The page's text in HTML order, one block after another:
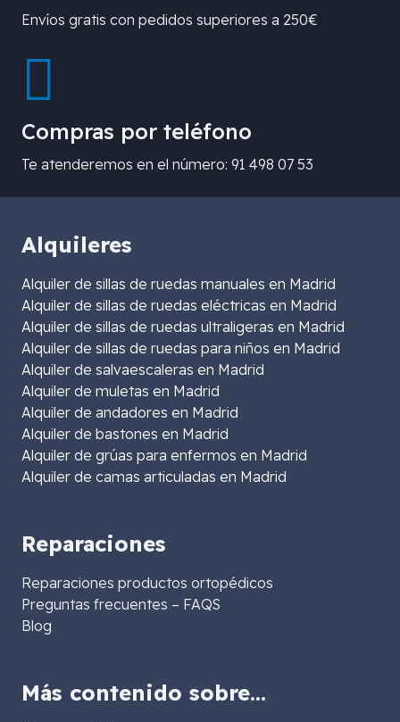
Envíos gratis con pedidos superiores a 250€
Compras por teléfono
Te atenderemos en el número: 91 498 07 53
Alquileres
Alquiler de sillas de ruedas manuales en Madrid
Alquiler de sillas de ruedas eléctricas en Madrid
Alquiler de sillas de ruedas ultraligeras en Madrid
Alquiler de sillas de ruedas para niños en Madrid
Alquiler de salvaescaleras en Madrid
Alquiler de muletas en Madrid
Alquiler de andadores en Madrid
Alquiler de bastones en Madrid
Alquiler de grúas para enfermos en Madrid
Alquiler de camas articuladas en Madrid
Reparaciones
Reparaciones productos ortopédicos
Preguntas frecuentes – FAQS
Blog
Más contenido sobre…